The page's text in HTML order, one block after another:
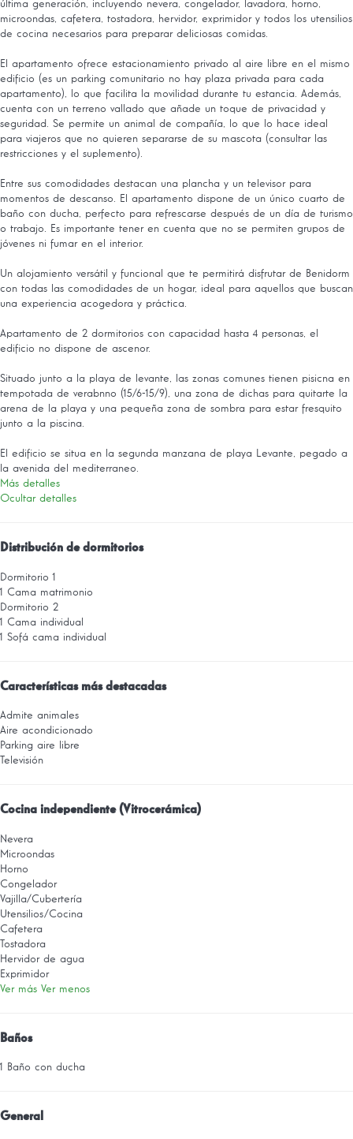
última generación, incluyendo nevera, congelador, lavadora, horno,
microondas, cafetera, tostadora, hervidor, exprimidor y todos los utensilios
de cocina necesarios para preparar deliciosas comidas.
El apartamento ofrece estacionamiento privado al aire libre en el mismo
edificio (es un parking comunitario no hay plaza privada para cada
apartamento), lo que facilita la movilidad durante tu estancia. Además,
cuenta con un terreno vallado que añade un toque de privacidad y
seguridad. Se permite un animal de compañía, lo que lo hace ideal
para viajeros que no quieren separarse de su mascota (consultar las
restricciones y el suplemento).
Entre sus comodidades destacan una plancha y un televisor para
momentos de descanso. El apartamento dispone de un único cuarto de
baño con ducha, perfecto para refrescarse después de un día de turismo
o trabajo. Es importante tener en cuenta que no se permiten grupos de
jóvenes ni fumar en el interior.
Un alojamiento versátil y funcional que te permitirá disfrutar de Benidorm
con todas las comodidades de un hogar, ideal para aquellos que buscan
una experiencia acogedora y práctica.
Apartamento de 2 dormitorios con capacidad hasta 4 personas, el
edificio no dispone de ascenor.
Situado junto a la playa de levante, las zonas comunes tienen pisicna en
tempotada de verabnno (15/6-15/9), una zona de dichas para quitarte la
arena de la playa y una pequeña zona de sombra para estar fresquito
junto a la piscina.
El edificio se situa en la segunda manzana de playa Levante, pegado a
la avenida del mediterraneo.
Más detalles
Ocultar detalles
Distribución de dormitorios
Dormitorio 1
1 Cama matrimonio
Dormitorio 2
1 Cama individual
1 Sofá cama individual
Características más destacadas
Admite animales
Aire acondicionado
Parking aire libre
Televisión
Cocina independiente (Vitrocerámica)
Nevera
Microondas
Horno
Congelador
Vajilla/Cubertería
Utensilios/Cocina
Cafetera
Tostadora
Hervidor de agua
Exprimidor
Ver más Ver menos
Baños
1 Baño con ducha
General